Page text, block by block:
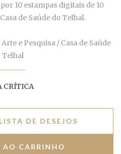
10 estampas digitais de 10
de Saúde do Telhal.
e Pesquisa / Casa de Saúde
Telhal
CRÍTICA
DE DESEJOS